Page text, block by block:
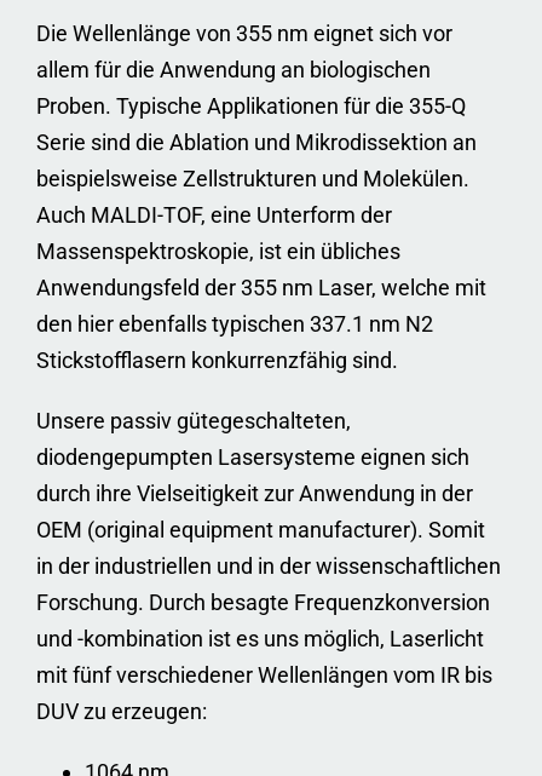
Die Wellenlänge von 355 nm eignet sich vor
allem für die Anwendung an biologischen
Proben. Typische Applikationen für die 355-Q
Serie sind die Ablation und Mikrodissektion an
beispielsweise Zellstrukturen und Molekülen.
Auch MALDI-TOF, eine Unterform der
Massenspektroskopie, ist ein übliches
Anwendungsfeld der 355 nm Laser, welche mit
den hier ebenfalls typischen 337.1 nm N2
Stickstofflasern konkurrenzfähig sind.
Unsere passiv gütegeschalteten,
diodengepumpten Lasersysteme eignen sich
durch ihre Vielseitigkeit zur Anwendung in der
OEM (original equipment manufacturer). Somit
in der industriellen und in der wissenschaftlichen
Forschung. Durch besagte Frequenzkonversion
und -kombination ist es uns möglich, Laserlicht
mit fünf verschiedener Wellenlängen vom IR bis
DUV zu erzeugen: